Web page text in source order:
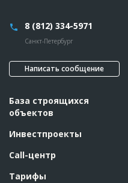
8 (812) 334-5971
Санкт-Петербург
Написать сообщение
База строящихся
объектов
Инвестпроекты
Call-центр
Тарифы